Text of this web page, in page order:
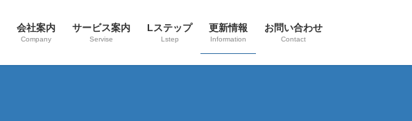
会社案内
Company
サービス案内
Servise
Lステップ
Lstep
更新情報
Information
お問い合わせ
Contact